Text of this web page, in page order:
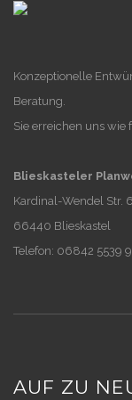
Konzeptionelle
Beratung.
Sie erreichen uns wie
Blieskasteler
Kardinal-Wendel Str.
66440 Blieskastel
Telefon: 06842 5539
AUF ZU